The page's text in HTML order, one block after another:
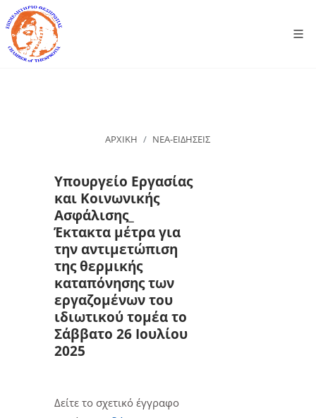
ΑΡΧΙΚΗ ΝΕΑ-ΕΙΔΗΣΕΙΣ
Υπουργείο Εργασίας
και Κοινωνικής
Ασφάλισης_
Έκτακτα μέτρα για
την αντιμετώπιση
της θερμικής
καταπόνησης των
εργαζομένων του
ιδιωτικού τομέα το
Σάββατο 26 Ιουλίου
2025
Δείτε το σχετικό έγγραφο